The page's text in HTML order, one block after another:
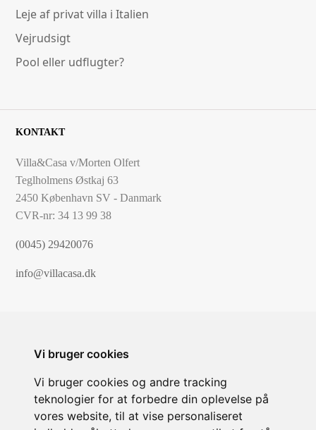
Vi bruger cookies
Vi bruger cookies og andre tracking
teknologier for at forbedre din oplevelse på
vores website, til at vise personaliseret
Leje af privat villa i Italien
Vejrudsigt
Pool eller udflugter?
KONTAKT
Villa&Casa v/Morten Olfert
Teglholmens Østkaj 63
2450 København SV - Danmark
CVR-nr: 34 13 99 38
(0045) 29420076
info@villacasa.dk